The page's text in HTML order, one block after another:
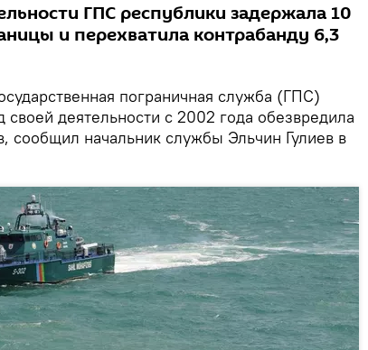
ГПС республики задержала 10
и перехватила контрабанду 6,3
пограничная служба (ГПС)
деятельности с 2002 года обезвредила
сообщил начальник службы Эльчин Гулиев в